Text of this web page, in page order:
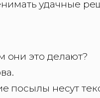
удачные
они это делают?
посылы несут